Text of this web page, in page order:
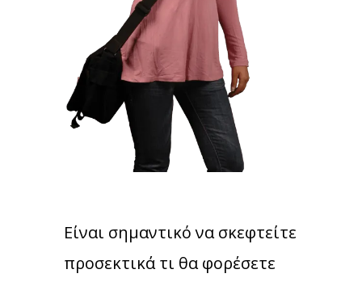
Είναι σημαντικό να σκεφτείτε
προσεκτικά τι θα φορέσετε